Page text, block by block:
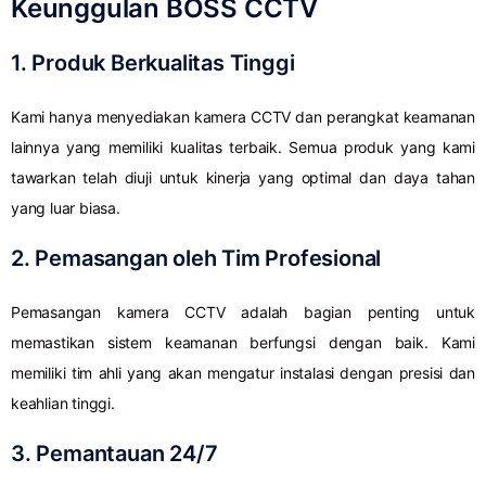
Keunggulan BOSS CCTV
1. Produk Berkualitas Tinggi
Kami hanya menyediakan kamera CCTV dan perangkat keamanan
lainnya yang memiliki kualitas terbaik. Semua produk yang kami
tawarkan telah diuji untuk kinerja yang optimal dan daya tahan
yang luar biasa.
2. Pemasangan oleh Tim Profesional
Pemasangan kamera CCTV adalah bagian penting untuk
memastikan sistem keamanan berfungsi dengan baik. Kami
memiliki tim ahli yang akan mengatur instalasi dengan presisi dan
keahlian tinggi.
3. Pemantauan 24/7